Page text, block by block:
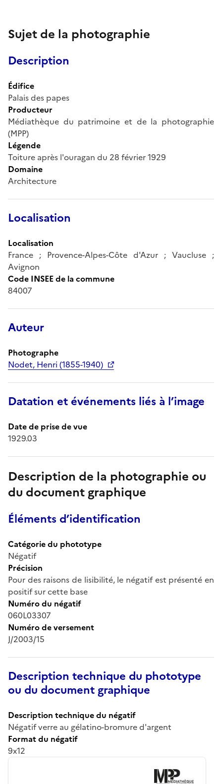
Sujet de la photographie
Description
Édifice
Palais des papes
Producteur
Médiathèque du patrimoine et de la photographie
(MPP)
Légende
Toiture après l'ouragan du 28 février 1929
Domaine
Architecture
Localisation
Localisation
France ; Provence-Alpes-Côte d'Azur ; Vaucluse ;
Avignon
Code INSEE de la commune
84007
Auteur
Photographe
Nodet, Henri (1855-1940)
Datation et événements liés à l’image
Date de prise de vue
1929.03
Description de la photographie ou
du document graphique
Éléments d’identification
Catégorie du phototype
Négatif
Précision
Pour des raisons de lisibilité, le négatif est présenté en
positif sur cette base
Numéro du négatif
060L03307
Numéro de versement
J/2003/15
Description technique du phototype
ou du document graphique
Description technique du négatif
Négatif verre au gélatino-bromure d'argent
Format du négatif
9x12